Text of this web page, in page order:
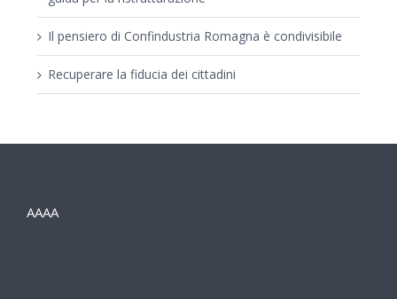
Il pensiero di Confindustria Romagna è condivisibile
Recuperare la fiducia dei cittadini
AAAA